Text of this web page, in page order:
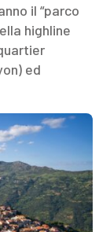
il “parco
highline
ed